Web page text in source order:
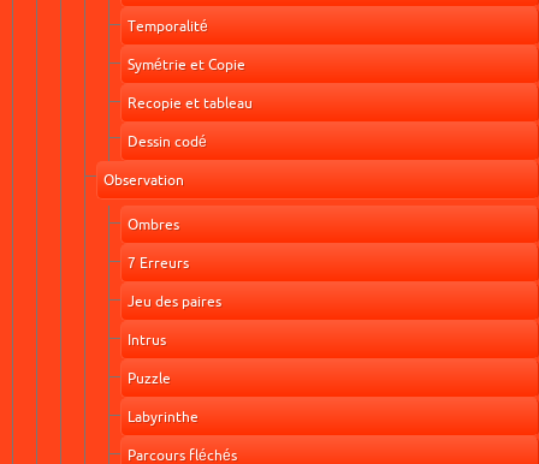
Temporalité
Symétrie et Copie
Recopie et tableau
Dessin codé
Observation
Ombres
7 Erreurs
Jeu des paires
Intrus
Puzzle
Labyrinthe
Parcours fléchés